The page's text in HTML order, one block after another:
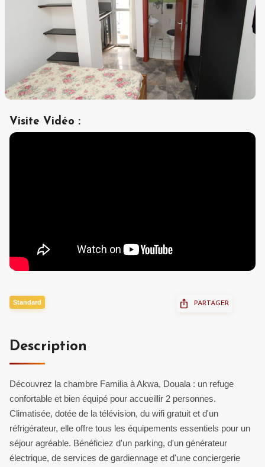
Visite Vidéo :
Standard PARTAGER
Description
Découvrez la chambre Familia à Akwa, Douala : un refuge
confortable et bien équipé pour accueillir 2 personnes.
Climatisée, dotée de la télévision, du wifi gratuit et d'un
réfrigérateur, elle offre tous les équipements essentiels pour un
séjour agréable. Bénéficiez d'un parking, d'un générateur
électrique, de services de gardiennage et d'une conciergerie